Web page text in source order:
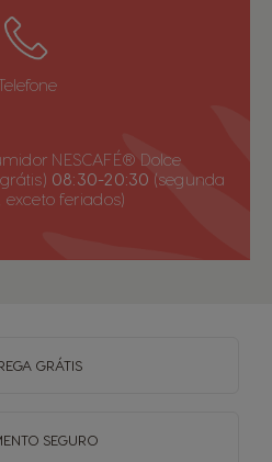
NESCAFÉ® Dolce
08:30-20:30 (segunda
exceto feriados)
GRÁTIS
SEGURO